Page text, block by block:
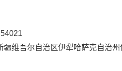
疆维吾尔自治区伊犁哈萨克自治州